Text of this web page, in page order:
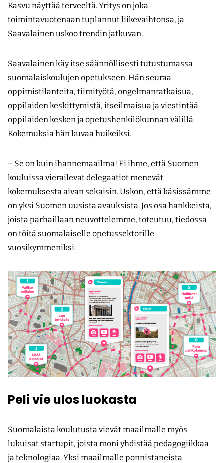
Kasvu näyttää terveeltä. Yritys on joka
toimintavuotenaan tuplannut liikevaihtonsa, ja
Saavalainen uskoo trendin jatkuvan.
Saavalainen käy itse säännöllisesti tutustumassa
suomalaiskoulujen opetukseen. Hän seuraa
oppimistilanteita, tiimityötä, ongelmanratkaisua,
oppilaiden keskittymistä, itseilmaisua ja viestintää
oppilaiden kesken ja opetushenkilökunnan välillä.
Kokemuksia hän kuvaa huikeiksi.
– Se on kuin ihannemaailma! Ei ihme, että Suomen
kouluissa vierailevat delegaatiot menevät
kokemuksesta aivan sekaisin. Uskon, että käsissämme
on yksi Suomen uusista avauk­sista. Jos osa hankkeista,
joista parhaillaan neuvottelemme, toteutuu, tiedossa
on töitä suomalaiselle opetussektorille
vuosikymmeniksi.
Peli vie ulos luokasta
Suomalaista koulutusta vievät maailmalle myös
lukuisat startupit, joista moni yhdistää pedagogiikkaa
ja teknologiaa. Yksi maailmalle ponnistaneista